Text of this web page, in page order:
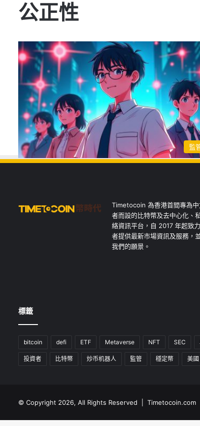
公正性
監
Timetocoin 為香港首間專為
者而設的比特幣及去中心化、
絡資訊平台，自 2017 年起致
者提供最新市場資訊及服務，
我們的願景。
標籤
bitcoin defi ETF Metaverse NFT SEC
投資者 比特幣 炒币机器人 監管 穩定幣 美國
© Copyright 2026, All Rights Reserved | Timetocoin.com